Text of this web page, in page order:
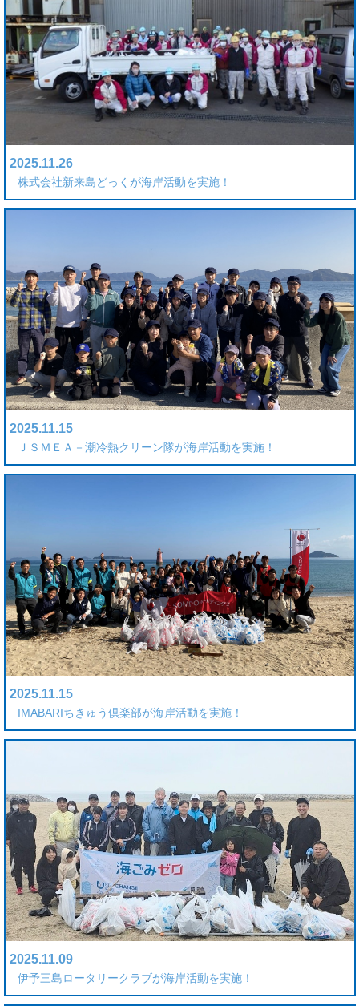
2025.11.26
株式会社新来島どっくが海岸活動を実施！
2025.11.15
ＪＳＭＥＡ－潮冷熱クリーン隊が海岸活動を実施！
2025.11.15
IMABARIちきゅう倶楽部が海岸活動を実施！
2025.11.09
伊予三島ロータリークラブが海岸活動を実施！